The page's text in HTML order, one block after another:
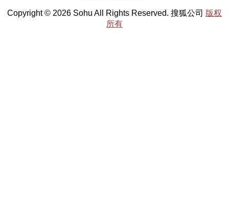
Copyright © 2026 Sohu All Rights Reserved. 搜狐公司 版权
所有